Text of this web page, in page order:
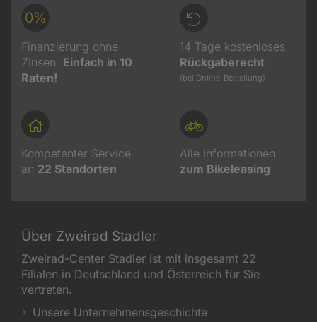
0%
Finanzierung ohne
Zinsen: Einfach in 10
Raten!
14 Tage kostenloses
Rückgaberecht
(bei Online-Bestellung)
Kompetenter Service
an 22 Standorten
Alle Informationen
zum Bikeleasing
Über Zweirad Stadler
Zweirad-Center Stadler ist mit insgesamt 22
Filialen in Deutschland und Österreich für Sie
vertreten.
Unsere Unternehmensgeschichte